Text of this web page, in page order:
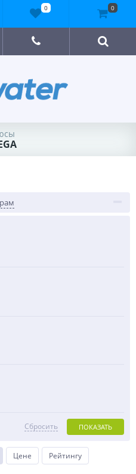
ПОКАЗАТЬ
Сбросить
Цене Рейтингу
0 0